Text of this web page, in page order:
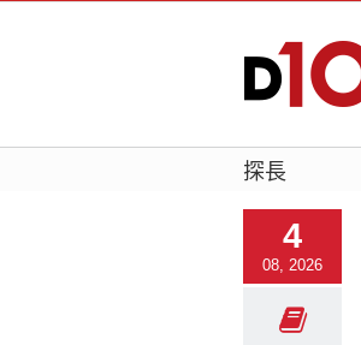
探長
4
08, 2026